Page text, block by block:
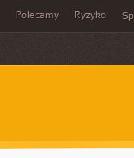
Polecamy Ryzyko